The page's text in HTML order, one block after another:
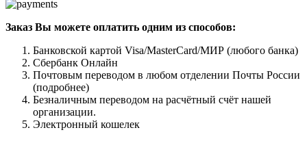
Заказ Вы можете оплатить одним из способов:
Банковской картой Visa/MasterCard/МИР (любого банка)
Сбербанк Онлайн
Почтовым переводом в любом отделении Почты России
(подробнее)
Безналичным переводом на расчётный счёт нашей
организации.
Электронный кошелек